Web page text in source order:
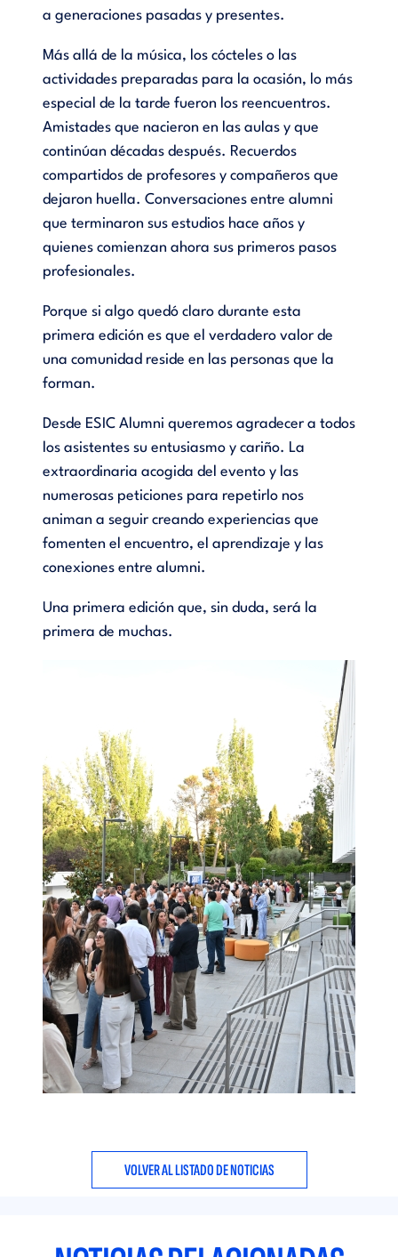
a generaciones pasadas y presentes.
Más allá de la música, los cócteles o las
actividades preparadas para la ocasión, lo más
especial de la tarde fueron los reencuentros.
Amistades que nacieron en las aulas y que
continúan décadas después. Recuerdos
compartidos de profesores y compañeros que
dejaron huella. Conversaciones entre alumni
que terminaron sus estudios hace años y
quienes comienzan ahora sus primeros pasos
profesionales.
Porque si algo quedó claro durante esta
primera edición es que el verdadero valor de
una comunidad reside en las personas que la
forman.
Desde ESIC Alumni queremos agradecer a todos
los asistentes su entusiasmo y cariño. La
extraordinaria acogida del evento y las
numerosas peticiones para repetirlo nos
animan a seguir creando experiencias que
fomenten el encuentro, el aprendizaje y las
conexiones entre alumni.
Una primera edición que, sin duda, será la
primera de muchas.
VOLVER AL LISTADO DE NOTICIAS